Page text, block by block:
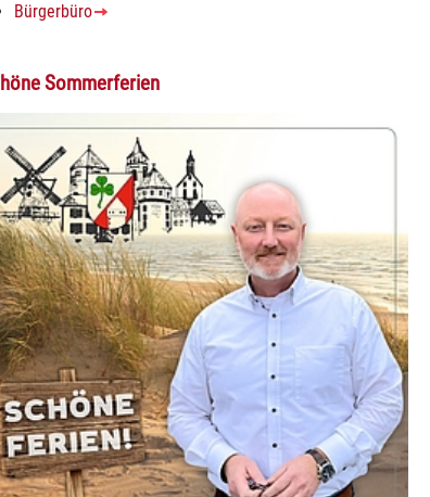
Bürgerbüro
Sommerferien